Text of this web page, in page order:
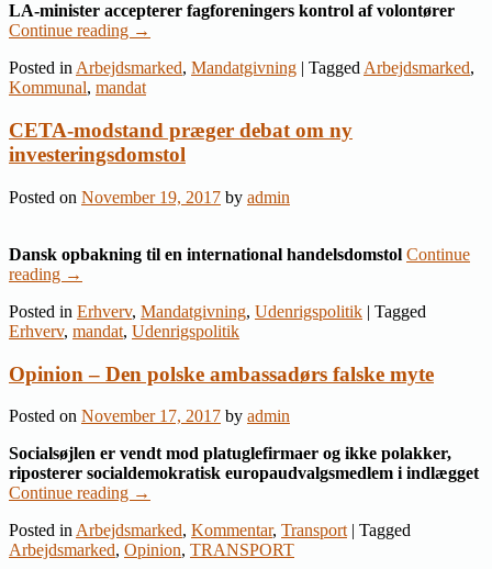
LA-minister accepterer fagforeningers kontrol af volontører
Continue reading →
Posted inArbejdsmarked, Mandatgivning | TaggedArbejdsmarked,
Kommunal, mandat
CETA-modstand præger debat om ny
investeringsdomstol
Posted on November 19, 2017 by admin
Dansk opbakning til en international handelsdomstol Continue
reading →
Posted in Erhverv, Mandatgivning, Udenrigspolitik | Tagged
Erhverv, mandat, Udenrigspolitik
Opinion – Den polske ambassadørs falske myte
Posted on November 17, 2017 by admin
Socialsøjlen er vendt mod platuglefirmaer og ikke polakker,
riposterer socialdemokratisk europaudvalgsmedlem i indlægget
Continue reading →
Posted in Arbejdsmarked, Kommentar, Transport | Tagged
Arbejdsmarked, Opinion, TRANSPORT